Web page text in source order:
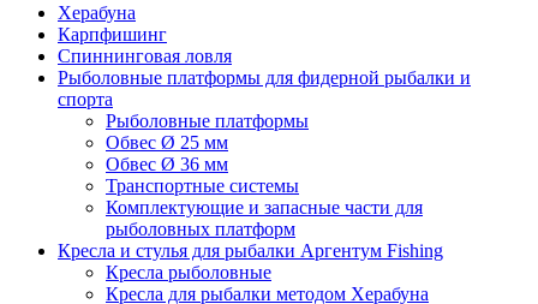
Херабуна
Карпфишинг
Спиннинговая ловля
Рыболовные платформы для фидерной рыбалки и
спорта
Рыболовные платформы
Обвес Ø 25 мм
Обвес Ø 36 мм
Транспортные системы
Комплектующие и запасные части для
рыболовных платформ
Кресла и стулья для рыбалки Аргентум Fishing
Кресла рыболовные
Кресла для рыбалки методом Херабуна